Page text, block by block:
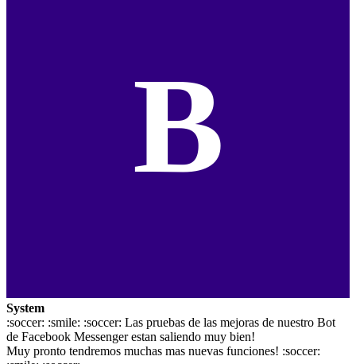
B
System
:soccer: :smile: :soccer: Las pruebas de las mejoras de nuestro Bot
de Facebook Messenger estan saliendo muy bien!
Muy pronto tendremos muchas mas nuevas funciones! :soccer: